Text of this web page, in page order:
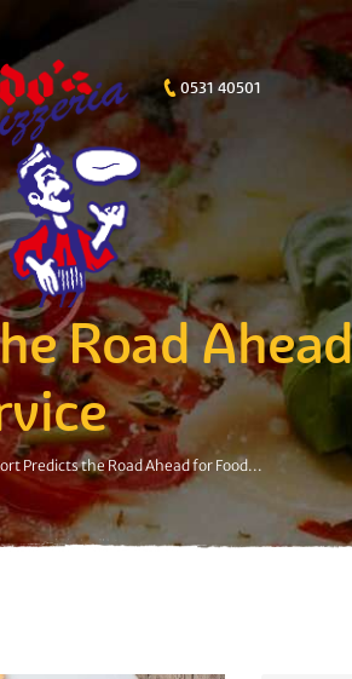
0531 40501
Road
Predicts the Road Ahead for Food...